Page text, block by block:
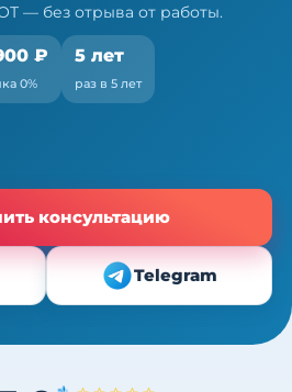
— без отрыва от работы.
₽
0%
5 лет
раз в 5 лет
консультацию
Telegram